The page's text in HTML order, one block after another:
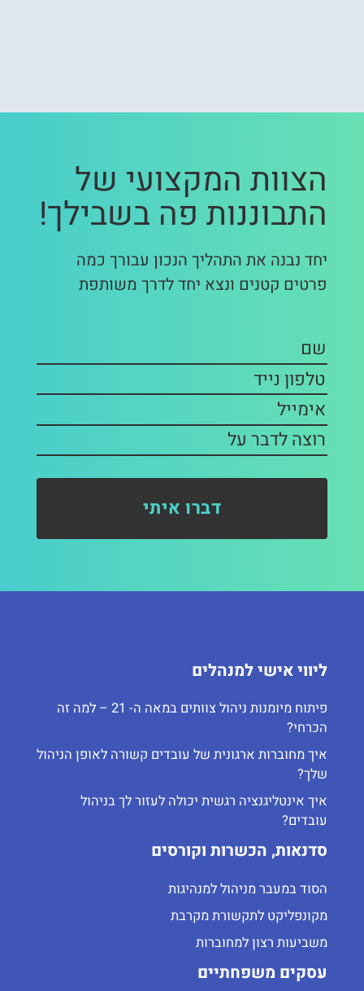
הצוות המקצועי של
התבוננות פה בשבילך!
יחד נבנה את התהליך הנכון עבורך כמה
פרטים קטנים ונצא יחד לדרך משותפת
ליווי אישי למנהלים
פיתוח מיומנות ניהול צוותים במאה ה- 21 – למה זה
הכרחי?
איך מחוברות ארגונית של עובדים קשורה לאופן הניהול
שלך?
איך אינטליגנציה רגשית יכולה לעזור לך בניהול
עובדים?
סדנאות, הכשרות וקורסים
הסוד במעבר מניהול למנהיגות
מקונפליקט לתקשורת מקרבת
משביעות רצון למחוברות
עסקים משפחתיים